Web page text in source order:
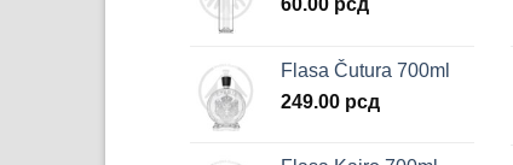
Flasa Čutura 700ml
249.00 рсд